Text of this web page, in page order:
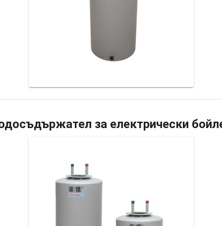
за електрически